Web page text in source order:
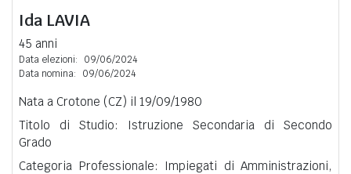
Ida LAVIA
45 anni
Data elezioni:
09/06/2024
Data nomina:
09/06/2024
Nata a Crotone (CZ) il 19/09/1980
Titolo di Studio: Istruzione Secondaria di Secondo
Grado
Categoria Professionale: Impiegati di Amministrazioni,